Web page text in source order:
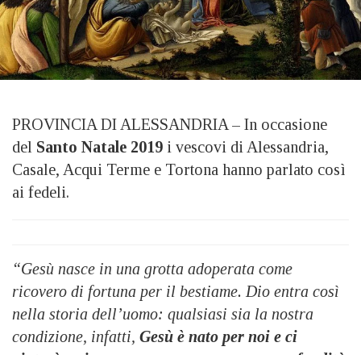
PROVINCIA DI ALESSANDRIA – In occasione
del Santo Natale 2019 i vescovi di Alessandria,
Casale, Acqui Terme e Tortona hanno parlato così
ai fedeli.
“Gesù nasce in una grotta adoperata come
ricovero di fortuna per il bestiame. Dio entra così
nella storia dell’uomo: qualsiasi sia la nostra
condizione, infatti, Gesù è nato per noi e ci